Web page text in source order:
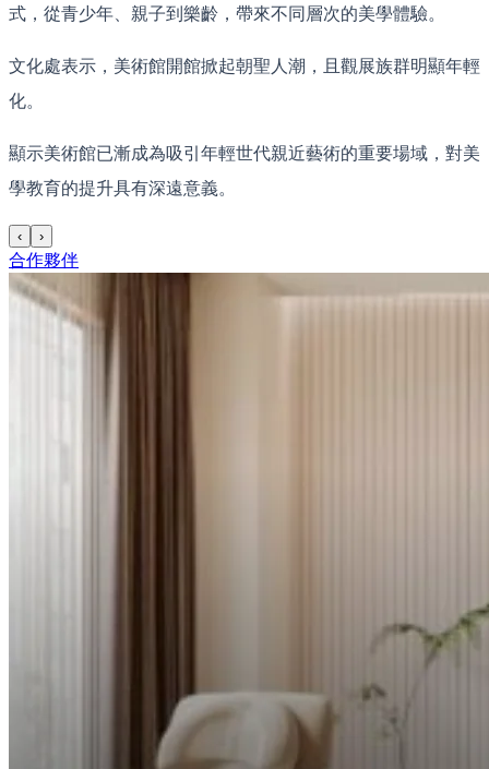
式，從青少年、親子到樂齡，帶來不同層次的美學體驗。
文化處表示，美術館開館掀起朝聖人潮，且觀展族群明顯年輕
化。
顯示美術館已漸成為吸引年輕世代親近藝術的重要場域，對美
學教育的提升具有深遠意義。
‹ ›
合作夥伴